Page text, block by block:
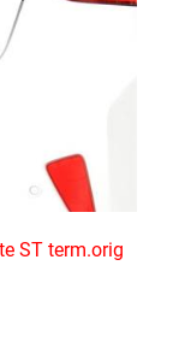
ST term.orig